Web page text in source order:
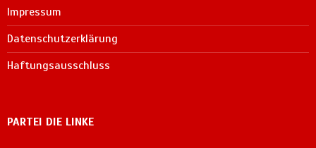
Impressum
Datenschutzerklärung
Haftungsausschluss
PARTEI DIE LINKE